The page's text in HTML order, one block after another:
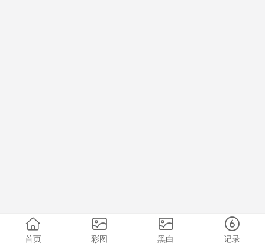
首页 彩图 黑白 记录